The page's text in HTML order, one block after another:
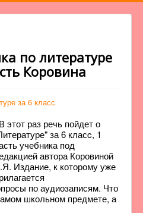
по литературе
Коровина
за 6 класс
В этот раз речь пойдет о
за 6 класc, 1
учебника под
автора Коровиной
Издание, к которому уже
по аудиозаписям. Что
школьном предмете, а